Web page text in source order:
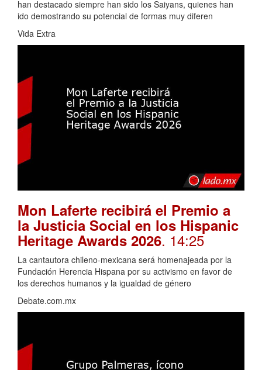
han destacado siempre han sido los Saiyans, quienes han
ido demostrando su potencial de formas muy diferen
Vida Extra
Mon Laferte recibirá el Premio a
la Justicia Social en los Hispanic
Heritage Awards 2026. 14:25
La cantautora chileno-mexicana será homenajeada por la
Fundación Herencia Hispana por su activismo en favor de
los derechos humanos y la igualdad de género
Debate.com.mx